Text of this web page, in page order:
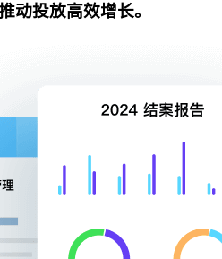
动投放高效增长。